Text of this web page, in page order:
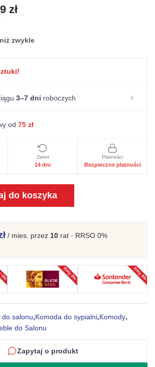
złAktualna
wynosi:
zwykle
3–7 dni roboczych
od 75 zł
Zwrot
14 dni
Płatności
Bezpieczne płatności
do koszyka
/ mies. przez 10 rat · RRSO 0%
Raty 0% Raty 0%
do salonu,Komoda do sypialni,Komody,
do Salonu
Zapytaj o produkt